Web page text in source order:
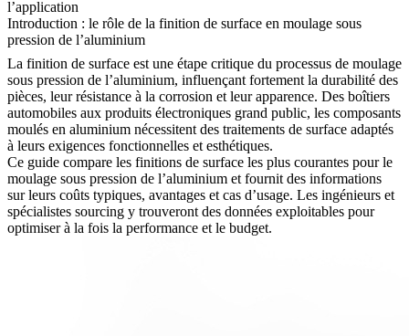
l’application
Introduction : le rôle de la finition de surface en moulage sous
pression de l’aluminium
La finition de surface est une étape critique du processus de moulage
sous pression de l’aluminium, influençant fortement la durabilité des
pièces, leur résistance à la corrosion et leur apparence. Des boîtiers
automobiles aux produits électroniques grand public, les composants
moulés en aluminium nécessitent des traitements de surface adaptés
à leurs exigences fonctionnelles et esthétiques.
Ce guide compare les finitions de surface les plus courantes pour le
moulage sous pression de l’aluminium et fournit des informations
sur leurs coûts typiques, avantages et cas d’usage. Les ingénieurs et
spécialistes sourcing y trouveront des données exploitables pour
optimiser à la fois la performance et le budget.